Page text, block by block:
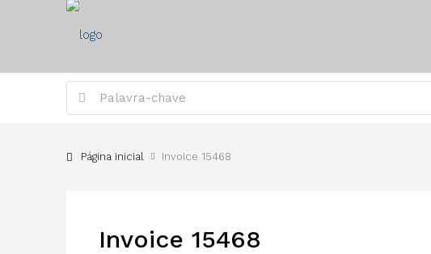
Página inicial Invoice 15468
Invoice 15468